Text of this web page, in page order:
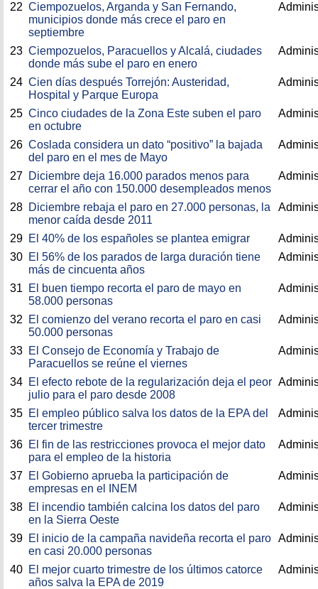
22 Ciempozuelos, Arganda y San Fernando,
municipios donde más crece el paro en
septiembre
23 Ciempozuelos, Paracuellos y Alcalá, ciudades
donde más sube el paro en enero
24 Cien días después Torrejón: Austeridad,
Hospital y Parque Europa
25 Cinco ciudades de la Zona Este suben el paro
en octubre
26 Coslada considera un dato “positivo” la bajada
del paro en el mes de Mayo
27 Diciembre deja 16.000 parados menos para
cerrar el año con 150.000 desempleados menos
28 Diciembre rebaja el paro en 27.000 personas, la
menor caída desde 2011
29 El 40% de los españoles se plantea emigrar
30 El 56% de los parados de larga duración tiene
más de cincuenta años
31
El buen tiempo recorta el paro de mayo en
58.000 personas
32
El comienzo del verano recorta el paro en casi
50.000 personas
33 El Consejo de Economía y Trabajo de
Paracuellos se reúne el viernes
34 El efecto rebote de la regularización deja el peor
julio para el paro desde 2008
35 El empleo público salva los datos de la EPA del
tercer trimestre
36 El fin de las restricciones provoca el mejor dato
para el empleo de la historia
37 El Gobierno aprueba la participación de
empresas en el INEM
38 El incendio también calcina los datos del paro
en la Sierra Oeste
39 El inicio de la campaña navideña recorta el paro
en casi 20.000 personas
40 El mejor cuarto trimestre de los últimos catorce
años salva la EPA de 2019